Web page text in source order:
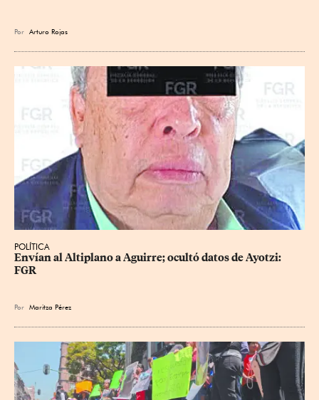
Por Arturo Rojas
POLÍTICA
Envían al Altiplano a Aguirre; ocultó datos de Ayotzi:
FGR
Por Maritza Pérez